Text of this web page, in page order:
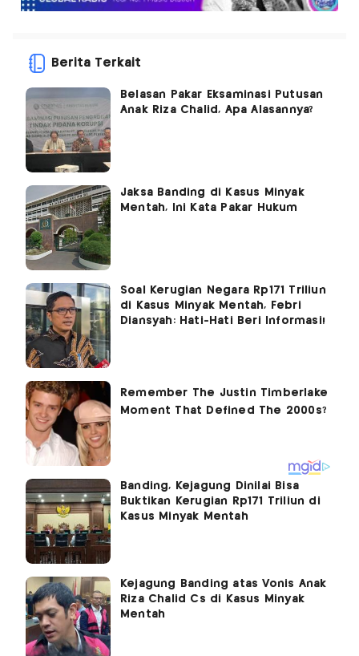
Berita Terkait
Belasan Pakar Eksaminasi Putusan
Anak Riza Chalid, Apa Alasannya?
Jaksa Banding di Kasus Minyak
Mentah, Ini Kata Pakar Hukum
Soal Kerugian Negara Rp171 Triliun
di Kasus Minyak Mentah, Febri
Diansyah: Hati-Hati Beri Informasi!
Banding, Kejagung Dinilai Bisa
Buktikan Kerugian Rp171 Triliun di
Kasus Minyak Mentah
Kejagung Banding atas Vonis Anak
Riza Chalid Cs di Kasus Minyak
Mentah